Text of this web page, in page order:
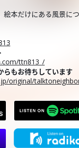
本だけにある風景につ
ttn813_/
らもお待ちしています
original/